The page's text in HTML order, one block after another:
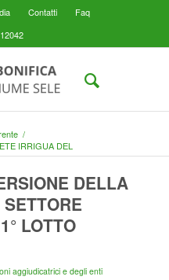
Contatti
Faq
/
IRRIGUA DEL
DELLA
LOTTO
aggiudicatrici e degli enti